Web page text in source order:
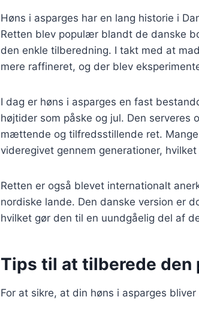
Høns i asparges har en lang historie i
Retten blev populær blandt de danske
den enkle tilberedning. I takt med at
mere raffineret, og der blev
I dag er høns i asparges en fast
højtider som påske og jul. Den
mættende og tilfredsstillende ret.
videregivet gennem generationer,
Retten er også blevet internationalt
nordiske lande. Den danske version er
hvilket gør den til en uundgåelig del af
Tips til at tilberede den
For at sikre, at din høns i asparges